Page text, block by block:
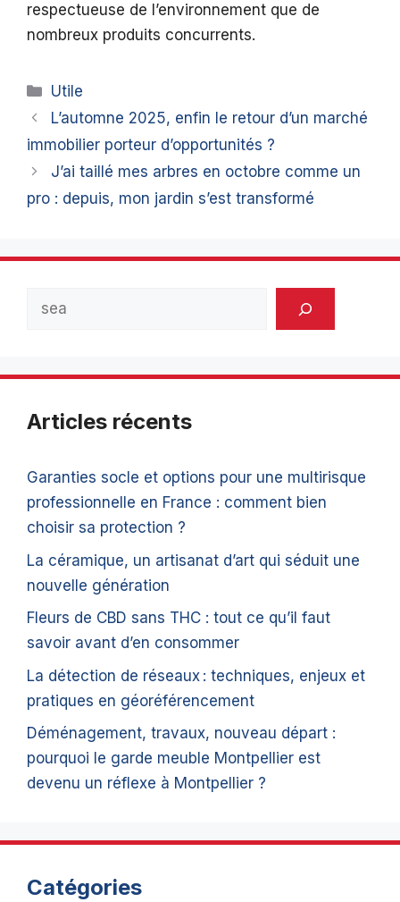
respectueuse de l’environnement que de
nombreux produits concurrents.
Catégories
Utile
L’automne 2025, enfin le retour d’un marché
immobilier porteur d’opportunités ?
J’ai taillé mes arbres en octobre comme un
pro : depuis, mon jardin s’est transformé
Articles récents
Garanties socle et options pour une multirisque
professionnelle en France : comment bien
choisir sa protection ?
La céramique, un artisanat d’art qui séduit une
nouvelle génération
Fleurs de CBD sans THC : tout ce qu’il faut
savoir avant d’en consommer
La détection de réseaux : techniques, enjeux et
pratiques en géoréférencement
Déménagement, travaux, nouveau départ :
pourquoi le garde meuble Montpellier est
devenu un réflexe à Montpellier ?
Catégories